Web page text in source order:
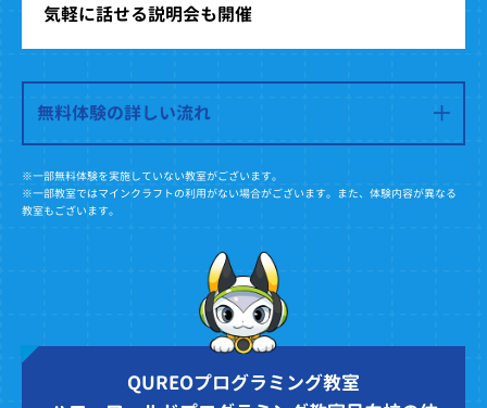
気軽に話せる説明会も開催
無料体験の詳しい流れ
※一部無料体験を実施していない教室がございます。
※一部教室ではマインクラフトの利用がない場合がございます。また、体験内容が異なる
教室もございます。
QUREOプログラミング教室